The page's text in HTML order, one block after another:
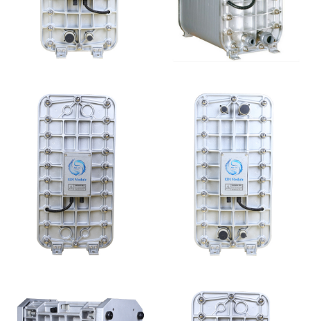
MK-TC300 EDI超纯水
处理设备
麦克尼斯EDI模块维修